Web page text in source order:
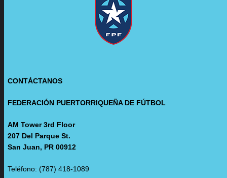
CONTÁCTANOS
FEDERACIÓN PUERTORRIQUEÑA DE FÚTBOL
AM Tower 3rd Floor
207 Del Parque St.
San Juan, PR 00912
Teléfono: (787) 418-1089